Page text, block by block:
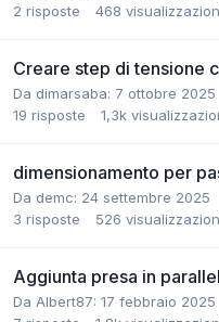
2 risposte 468
Creare step di tensione
Da dimarsaba: 7 ottobre 2025
19 risposte 1,3k
dimensionamento per
Da demc: 24 settembre 2025
3 risposte 526
Aggiunta presa in
Da Albert87: 17 febbraio 2025